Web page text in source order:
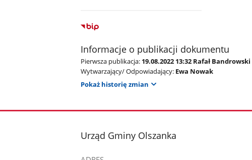
Informacje o publikacji dokumentu
Pierwsza publikacja: 19.08.2022 13:32 Rafał Bandrowski
Wytwarzający/ Odpowiadający: Ewa Nowak
Pokaż historię zmian
stopka
Urząd Gminy Olszanka